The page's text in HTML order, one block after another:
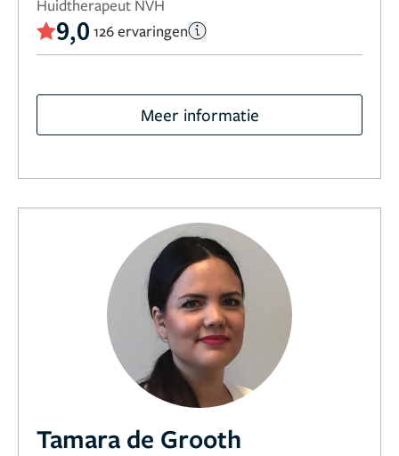
Huidtherapeut NVH
9,0 126 ervaringen
Meer informatie
Tamara de Grooth